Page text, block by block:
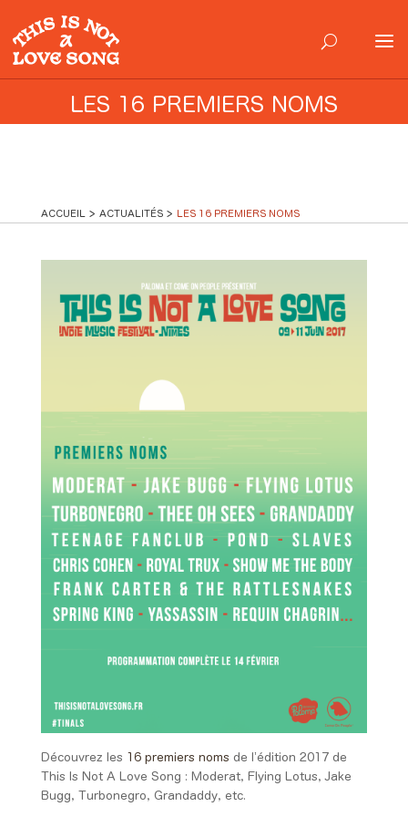
LES 16 PREMIERS NOMS
ACCUEIL ACTUALITÉS LES 16 PREMIERS NOMS
Découvrez les 16 premiers noms de l’édition 2017 de
This Is Not A Love Song : Moderat, Flying Lotus, Jake
Bugg, Turbonegro, Grandaddy, etc.